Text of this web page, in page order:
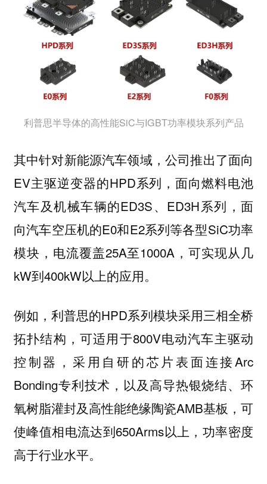
利普思半导体的高性能SiC与IGBT功率模块系列产品
其中针对新能源汽车领域，公司推出了面向
EV主驱逆变器的HPD系列，面向燃料电池
汽车及机械车辆的ED3S、ED3H系列，面
向汽车空压机的E0和E2系列等各型SiC功率
模块，电流覆盖25A至1000A，可实现从几
kW到400kW以上的应用。
例如，利普思的HPD系列模块采用三相全桥
拓扑结构，可适用于800V电动汽车主驱动
控制器，采用自研的芯片表面连接Arc
Bonding专利技术，以及高导热银烧结、环
氧树脂灌封及高性能绝缘陶瓷AMB基板，可
使峰值相电流达到650Arms以上，功率密度
高于行业水平。